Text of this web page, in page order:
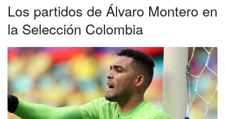
Los partidos de Álvaro Montero en
la Selección Colombia